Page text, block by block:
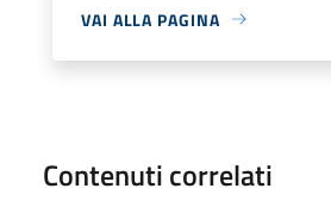
VAI ALLA PAGINA
Contenuti correlati